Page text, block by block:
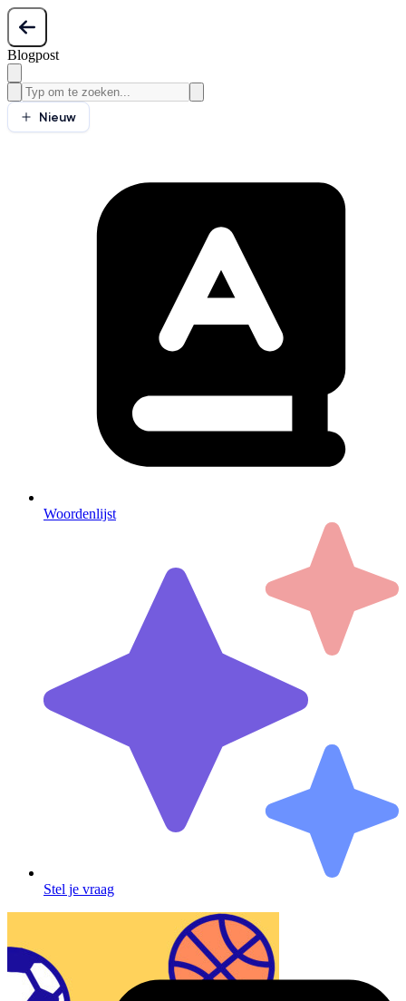
Blogpost
Nieuw
Woordenlijst
Stel je vraag